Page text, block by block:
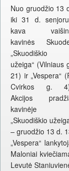
Nuo gruodžio 13
iki 31 d.
kava
kavinės
„Skuodiškio
užeiga“ (Vilniaus
21) ir „Vespera“
Cvirkos g.
Akcijos
kavinėje
„Skuodiškio
– gruodžio 13 d.
„Vespera“
Maloniai
Levutė